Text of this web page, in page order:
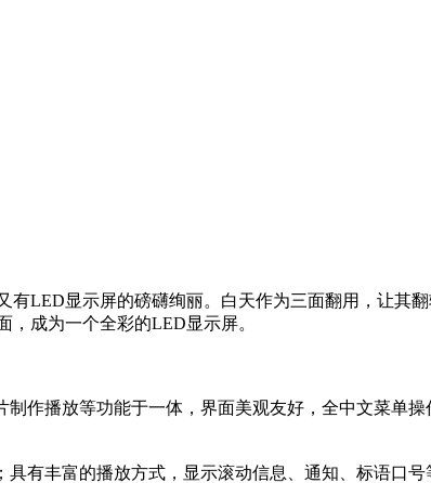
有LED显示屏的磅礴绚丽。白天作为三面翻用，让其
，成为一个全彩的LED显示屏。
作播放等功能于一体，界面美观友好，全中文菜单
有丰富的播放方式，显示滚动信息、通知、标语口号